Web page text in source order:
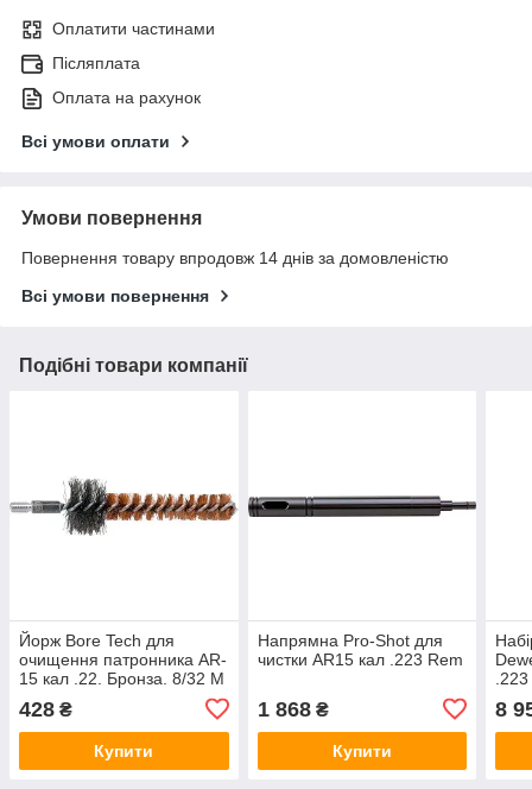
Оплатити частинами
Післяплата
Оплата на рахунок
Всі умови оплати
Умови повернення
Повернення товару впродовж 14 днів за домовленістю
Всі умови повернення
Подібні товари компанії
Йорж Bore Tech для
очищення патронника AR-
15 кал .22. Бронза. 8/32 M
428 ₴
Купити
Напрямна Pro-Shot для
чистки AR15 кал .223 Rem
1 868₴
Купити
.223
8